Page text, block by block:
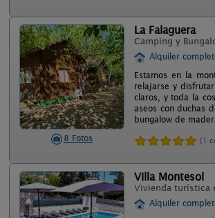
8 Fotos
La Falaguera
Camping y
Alquiler
Estamos en la
relajarse y
claros, y toda la
aseos con duchas
bungalow de
(1
Villa Montesol
Vivienda turística
Alquiler